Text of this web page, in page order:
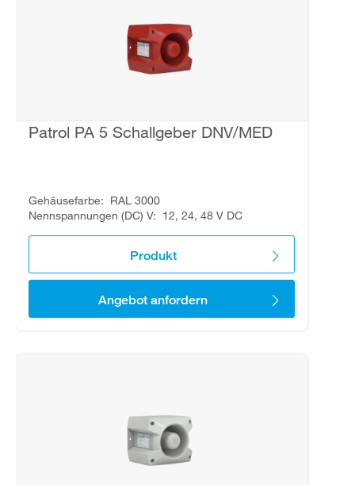
Patrol PA 5 Schallgeber DNV/MED
Gehäusefarbe
RAL 3000
Nennspannungen (DC) V
12, 24, 48 V DC
Produkt
Angebot anfordern